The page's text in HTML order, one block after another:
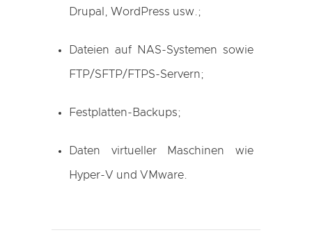
Drupal, WordPress usw.;
Dateien auf NAS-Systemen sowie
FTP/SFTP/FTPS-Servern;
Festplatten-Backups;
Daten virtueller Maschinen wie
Hyper-V und VMware.